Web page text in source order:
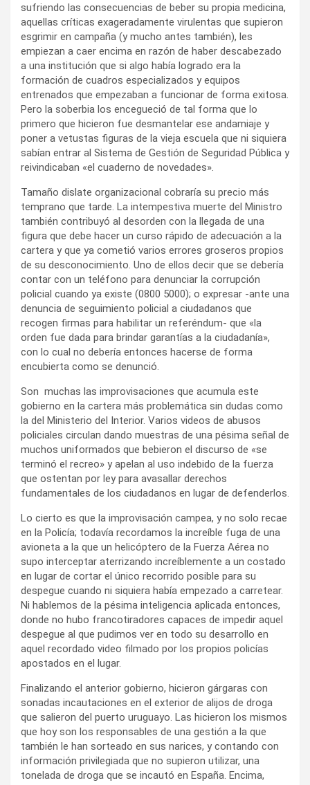
sufriendo las consecuencias de beber su propia medicina,
aquellas críticas exageradamente virulentas que supieron
esgrimir en campaña (y mucho antes también), les
empiezan a caer encima en razón de haber descabezado
a una institución que si algo había logrado era la
formación de cuadros especializados y equipos
entrenados que empezaban a funcionar de forma exitosa.
Pero la soberbia los encegueció de tal forma que lo
primero que hicieron fue desmantelar ese andamiaje y
poner a vetustas figuras de la vieja escuela que ni siquiera
sabían entrar al Sistema de Gestión de Seguridad Pública y
reivindicaban «el cuaderno de novedades».
Tamaño dislate organizacional cobraría su precio más
temprano que tarde. La intempestiva muerte del Ministro
también contribuyó al desorden con la llegada de una
figura que debe hacer un curso rápido de adecuación a la
cartera y que ya cometió varios errores groseros propios
de su desconocimiento. Uno de ellos decir que se debería
contar con un teléfono para denunciar la corrupción
policial cuando ya existe (0800 5000); o expresar -ante una
denuncia de seguimiento policial a ciudadanos que
recogen firmas para habilitar un referéndum- que «la
orden fue dada para brindar garantías a la ciudadanía»,
con lo cual no debería entonces hacerse de forma
encubierta como se denunció.
Son muchas las improvisaciones que acumula este
gobierno en la cartera más problemática sin dudas como
la del Ministerio del Interior. Varios videos de abusos
policiales circulan dando muestras de una pésima señal de
muchos uniformados que bebieron el discurso de «se
terminó el recreo» y apelan al uso indebido de la fuerza
que ostentan por ley para avasallar derechos
fundamentales de los ciudadanos en lugar de defenderlos.
Lo cierto es que la improvisación campea, y no solo recae
en la Policía; todavía recordamos la increíble fuga de una
avioneta a la que un helicóptero de la Fuerza Aérea no
supo interceptar aterrizando increíblemente a un costado
en lugar de cortar el único recorrido posible para su
despegue cuando ni siquiera había empezado a carretear.
Ni hablemos de la pésima inteligencia aplicada entonces,
donde no hubo francotiradores capaces de impedir aquel
despegue al que pudimos ver en todo su desarrollo en
aquel recordado video filmado por los propios policías
apostados en el lugar.
Finalizando el anterior gobierno, hicieron gárgaras con
sonadas incautaciones en el exterior de alijos de droga
que salieron del puerto uruguayo. Las hicieron los mismos
que hoy son los responsables de una gestión a la que
también le han sorteado en sus narices, y contando con
información privilegiada que no supieron utilizar, una
tonelada de droga que se incautó en España. Encima,